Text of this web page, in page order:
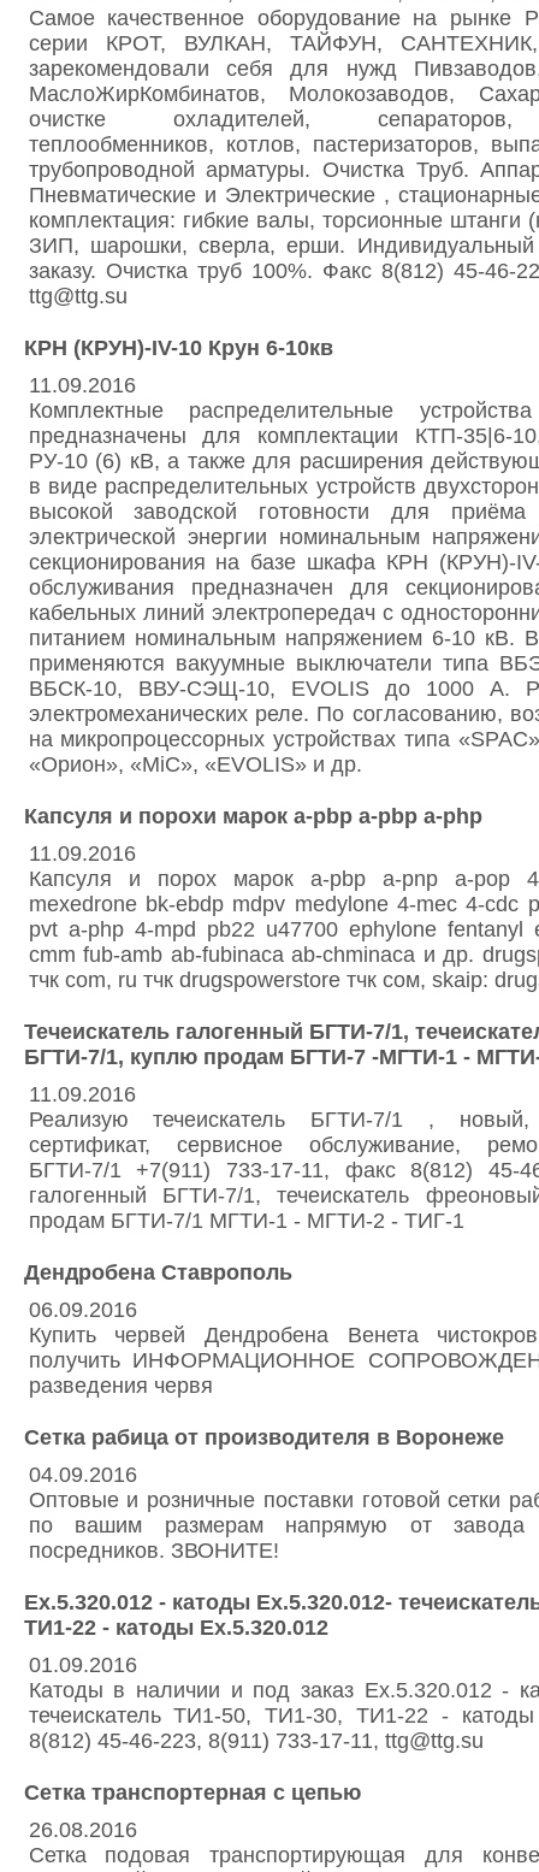
Самое качественное оборудование на
серии КРОТ, ВУЛКАН, ТАЙФУН,
зарекомендовали себя для нужд
МаслоЖирКомбинатов, Молокозаводов,
очистке охладителей, сепараторов,
теплообменников, котлов, пастеризаторов,
трубопроводной арматуры. Очистка Труб.
Пневматические и Электрические ,
комплектация: гибкие валы, торсионные штанги
ЗИП, шарошки, сверла, ерши.
заказу. Очистка труб 100%. Факс 8(812) 45-46-
ttg@ttg.su
КРН (КРУН)-IV-10 Крун 6-10кв
11.09.2016
Комплектные распределительные
предназначены для комплектации КТП-35|6-
РУ-10 (6) кВ, а также для расширения
в виде распределительных устройств
высокой заводской готовности для
электрической энергии номинальным
секционирования на базе шкафа КРН (КРУН)-IV-
обслуживания предназначен для
кабельных линий электропередач с
питанием номинальным напряжением 6-10 кВ.
применяются вакуумные выключатели типа
ВБСК-10, ВВУ-СЭЩ-10, EVOLIS до 1000 А.
электромеханических реле. По согласованию,
на микропроцессорных устройствах типа
«Орион», «MiC», «EVOLIS» и др.
Капсуля и порохи марок a-pbp a-pbp a-php
11.09.2016
Капсуля и порох марок a-pbp a-pnp a-pop
mexedrone bk-ebdp mdpv medylone 4-mec 4-cdc
pvt a-php 4-mpd pb22 u47700 ephylone fentanyl
cmm fub-amb ab-fubinaca ab-chminaca и др.
тчк com, ru тчк drugspowerstore тчк сом, skаip:
Течеискатель галогенный БГТИ-7/1,
БГТИ-7/1, куплю продам БГТИ-7 -МГТИ-1 -
11.09.2016
Реализую течеискатель БГТИ-7/1 ,
сертификат, сервисное обслуживание,
БГТИ-7/1 +7(911) 733-17-11, факс 8(812) 45-
галогенный БГТИ-7/1, течеискатель
продам БГТИ-7/1 МГТИ-1 - МГТИ-2 - ТИГ-1
Дендробена Ставрополь
06.09.2016
Купить червей Дендробена Венета
получить ИНФОРМАЦИОННОЕ
разведения червя
Сетка рабица от производителя в Воронеже
04.09.2016
Оптовые и розничные поставки готовой сетки
по вашим размерам напрямую от завода
посредников. ЗВОНИТЕ!
Ех.5.320.012 - катоды Ех.5.320.012-
ТИ1-22 - катоды Ех.5.320.012
01.09.2016
Катоды в наличии и под заказ Ех.5.320.012 -
течеискатель ТИ1-50, ТИ1-30, ТИ1-22 -
8(812) 45-46-223, 8(911) 733-17-11, ttg@ttg.su
Сетка транспортерная с цепью
26.08.2016
Сетка подовая транспортирующая для